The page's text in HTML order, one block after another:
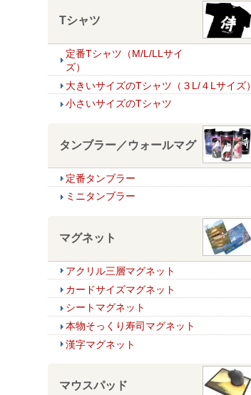
Tシャツ
定番Tシャツ（M/L/LLサイ
ズ）
大きいサイズのTシャツ（３L/４Lサイズ）
小さいサイズのTシャツ
タンブラー／ウォールマグ
定番タンブラー
ミニタンブラー
マグネット
アクリル三層マグネット
カードサイズマグネット
シートマグネット
本物そっくり寿司マグネット
漢字マグネット
マウスパッド